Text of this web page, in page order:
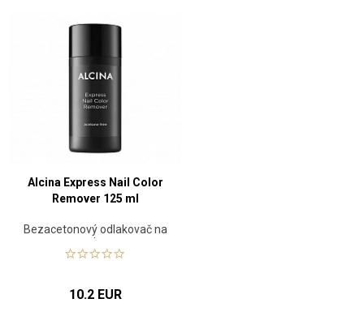
Alcina Express Nail Color
Remover 125 ml
Bezacetonový odlakovač na
nehty
10.2 EUR